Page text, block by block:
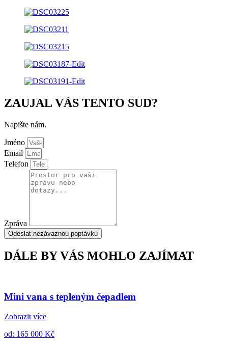
ZAUJAL VÁS TENTO SUD?
Napište nám.
Jméno
Email
Telefon
Zpráva
Odeslat nezávaznou poptávku
DÁLE BY VÁS MOHLO ZAJÍMAT
Mini vana s tepleným čepadlem
Zobrazit více
od: 165 000 Kč